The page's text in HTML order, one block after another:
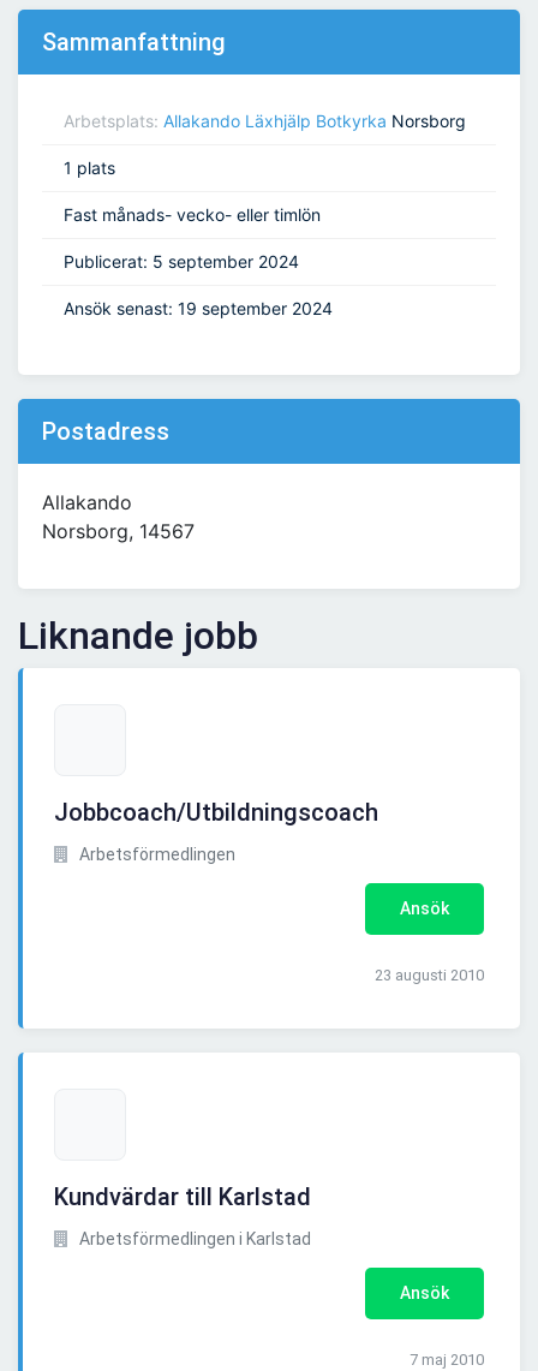
Sammanfattning
Arbetsplats: Allakando Läxhjälp Botkyrka Norsborg
1 plats
Fast månads- vecko- eller timlön
Publicerat: 5 september 2024
Ansök senast: 19 september 2024
Postadress
Allakando
Norsborg, 14567
Liknande jobb
Jobbcoach/Utbildningscoach
Arbetsförmedlingen
Ansök
23 augusti 2010
Kundvärdar till Karlstad
Arbetsförmedlingen i Karlstad
Ansök
7 maj 2010